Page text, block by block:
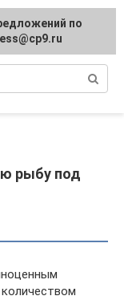
рыбу под
по